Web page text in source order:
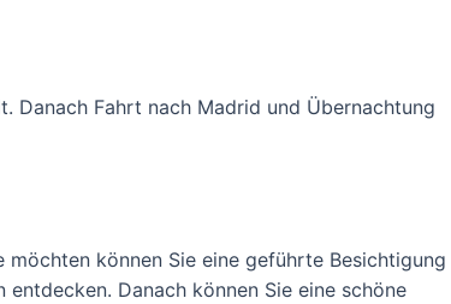
Danach Fahrt nach Madrid und Übernachtung
möchten können Sie eine geführte Besichtigung
Danach können Sie eine schöne